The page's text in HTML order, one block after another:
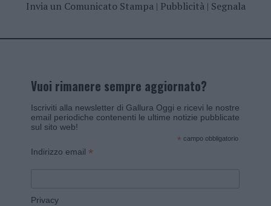
Invia un Comunicato Stampa| Pubblicità| Segnala
Vuoi rimanere sempre aggiornato?
Iscriviti alla newsletter di Gallura Oggi e ricevi le nostre
email periodiche contenenti le ultime notizie pubblicate
sul sito web!
* campo obbligatorio
Indirizzo email *
Privacy